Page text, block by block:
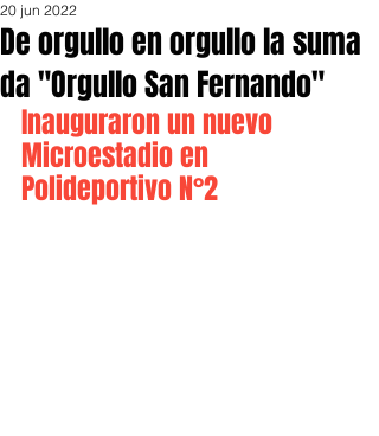
De orgullo en orgullo la suma
da "Orgullo San Fernando"
20 jun 2022
Inauguraron un nuevo
Microestadio en
Polideportivo N°2